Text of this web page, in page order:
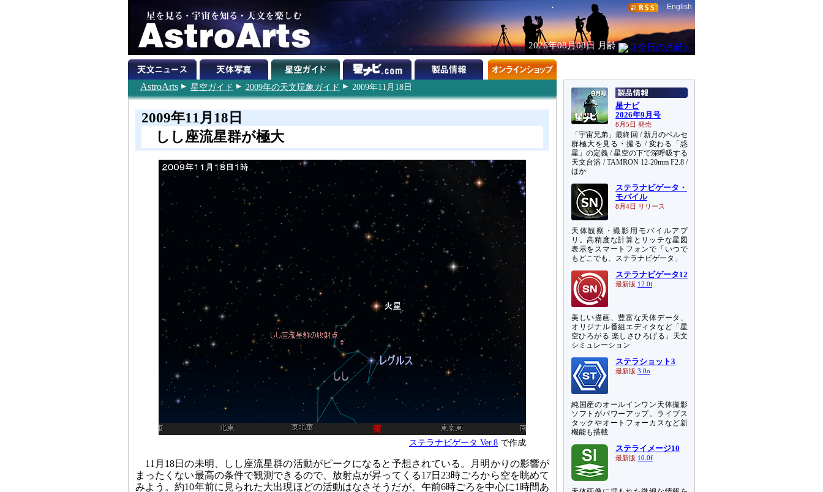
English
2026年08月08日 月齢
AstroArts 星空ガイド 2009年の天文現象ガイド 2009年11月18日
2009年11月18日
しし座流星群が極大
ステラナビゲータ Ver.8 で作成
11月18日の未明、しし座流星群の活動がピークになると予想されている。月明かりの影響が
まったくない最高の条件で観測できるので、放射点が昇ってくる17日23時ごろから空を眺めて
みよう。約10年前に見られた大出現ほどの活動はなさそうだが、午前6時ごろを中心に1時間あ
星ナビ
2026年9月号
8月5日 発売
「宇宙兄弟」最終回 / 新月のペルセ
群極大を見る・撮る / 変わる「惑
星」の定義 / 星空の下で深呼吸する
天文台浴 / TAMRON 12-20mm F2.8 /
ほか
ステラナビゲータ・
モバイル
8月4日 リリース
天体観察・撮影用モバイルアプ
リ。高精度な計算とリッチな星図
表示をスマートフォンで「いつで
もどこでも、ステラナビゲータ」
ステラナビゲータ12
最新版 12.0i
美しい描画、豊富な天体データ、
オリジナル番組エディタなど「星
空ひろがる 楽しさひろげる」天文
シミュレーション
ステラショット3
最新版 3.0o
純国産のオールインワン天体撮影
ソフトがパワーアップ。ライブス
タックやオートフォーカスなど新
機能も搭載
ステライメージ10
最新版 10.0f